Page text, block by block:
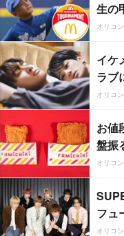
生の
オリコ
イケ
ラブ
オリコ
お値
盤振
オリコ
フュ
オリコ